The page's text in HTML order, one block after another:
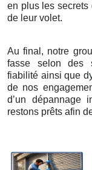
en plus les secrets
de leur volet.
Au final, notre
fasse selon des
fiabilité ainsi que
de nos
d’un dépannage
restons prêts afin